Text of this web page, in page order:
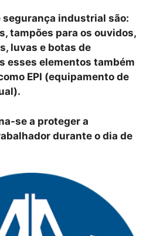
segurança industrial são:
tampões para os ouvidos,
luvas e botas de
esses elementos também
EPI (equipamento de
se a proteger a
durante o dia de